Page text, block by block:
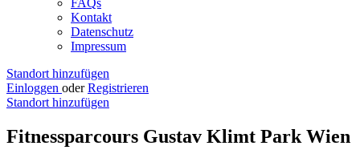
FAQs
Kontakt
Datenschutz
Impressum
Standort hinzufügen
Einloggen oder Registrieren
Standort hinzufügen
Fitnessparcours Gustav Klimt Park Wien